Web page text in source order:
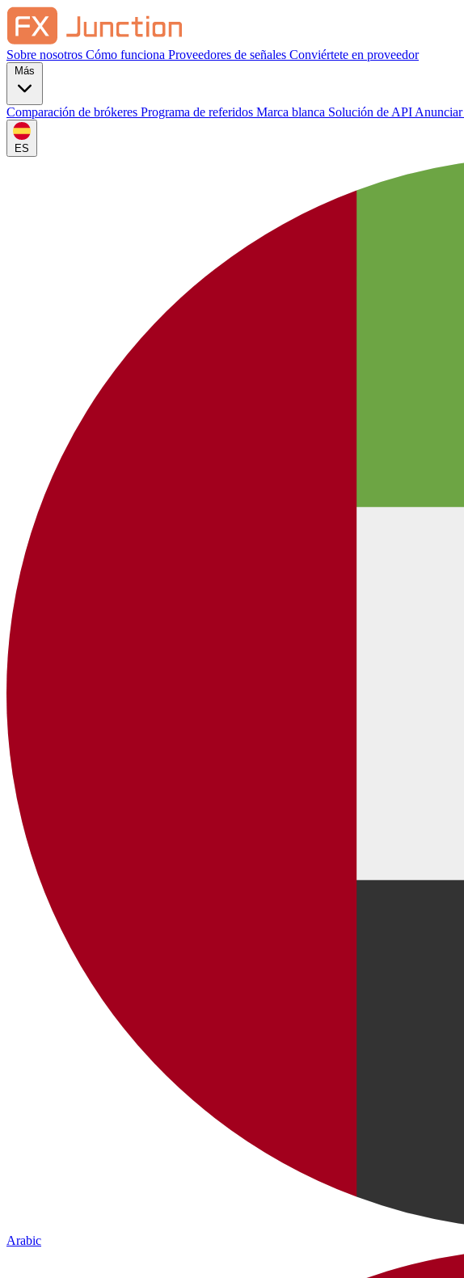
Sobre nosotros Cómo funciona Proveedores de señales Conviértete en proveedor
Comparación de brókeres Programa de referidos Marca blanca Solución de API Anunciar
ES
Arabic